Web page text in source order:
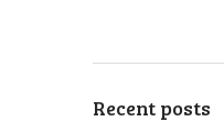
Recent posts